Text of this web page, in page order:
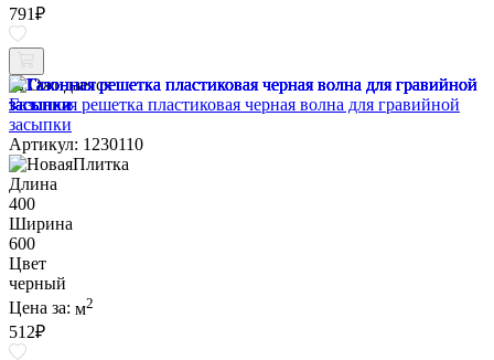
791₽
Ожидается
Газонная решетка пластиковая черная волна для гравийной
засыпки
Артикул: 1230110
Длина
400
Ширина
600
Цвет
черный
Цена за: м2
512₽